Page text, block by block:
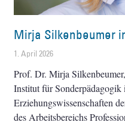
Mirja Silkenbeumer
1. April 2026
Prof. Dr. Mirja
Institut für Sonderpädagogik
Erziehungswissenschaften
des Arbeitsbereichs